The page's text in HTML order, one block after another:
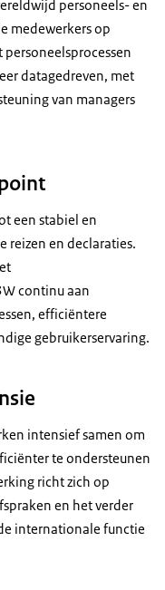
personeels- en
medewerkers op
datagedreven, met
van managers
een stabiel en
en declaraties.
continu aan
efficiëntere
gebruikerservaring.
intensief samen om
te ondersteunen
richt zich op
en het verder
internationale functie